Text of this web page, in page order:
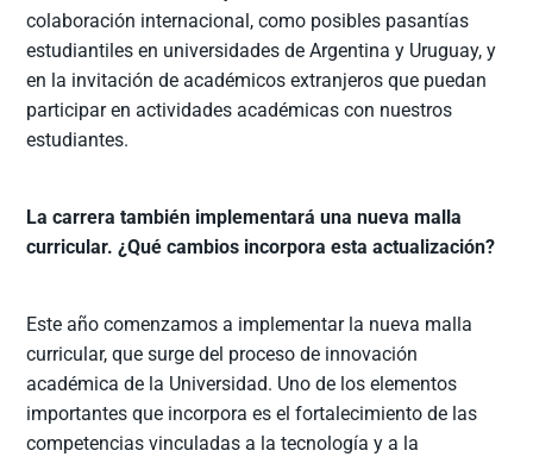
colaboración internacional, como posibles pasantías
estudiantiles en universidades de Argentina y Uruguay, y
en la invitación de académicos extranjeros que puedan
participar en actividades académicas con nuestros
estudiantes.
La carrera también implementará una nueva malla
curricular. ¿Qué cambios incorpora esta actualización?
Este año comenzamos a implementar la nueva malla
curricular, que surge del proceso de innovación
académica de la Universidad. Uno de los elementos
importantes que incorpora es el fortalecimiento de las
competencias vinculadas a la tecnología y a la